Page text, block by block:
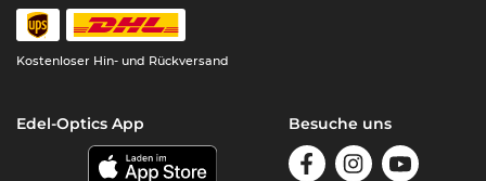
Kostenloser Hin- und Rückversand
Edel-Optics App Besuche uns